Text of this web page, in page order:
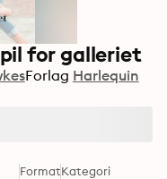
for galleriet
Forlag Harlequin
FormatKategori